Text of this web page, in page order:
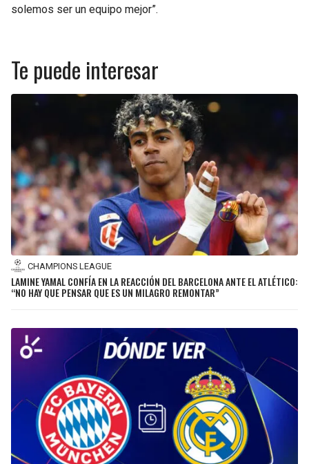
solemos ser un equipo mejor”.
Te puede interesar
CHAMPIONS LEAGUE
LAMINE YAMAL CONFÍA EN LA REACCIÓN DEL BARCELONA ANTE EL ATLÉTICO:
“NO HAY QUE PENSAR QUE ES UN MILAGRO REMONTAR”